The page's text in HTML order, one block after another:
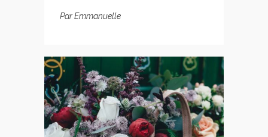
ParEmmanuelle